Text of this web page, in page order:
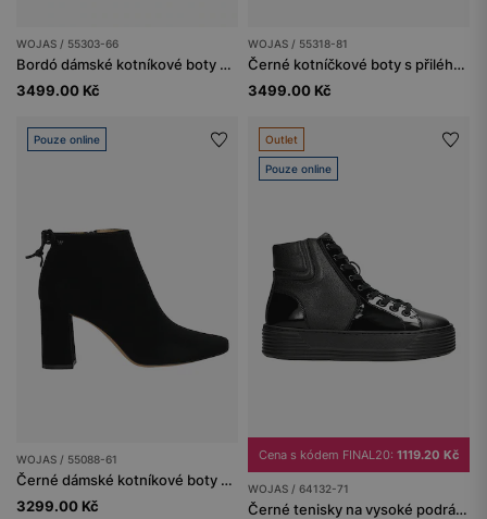
WOJAS / 55303-66
Bordó dámské kotníkové boty na nízkém podpatku
3499.00 Kč
WOJAS / 55318-81
Černé kotníčkové boty s přiléhavým svrškem
3499.00 Kč
Pouze online
WOJAS / 55088-61
Černé dámské kotníkové boty na podpatku z kvalitní kůže
3299.00 Kč
Outlet
Pouze online
Cena s kódem FINAL20: 1119.20 Kč
WOJAS / 64132-71
Černé tenisky na vysoké podrážce s lakovanými prvky